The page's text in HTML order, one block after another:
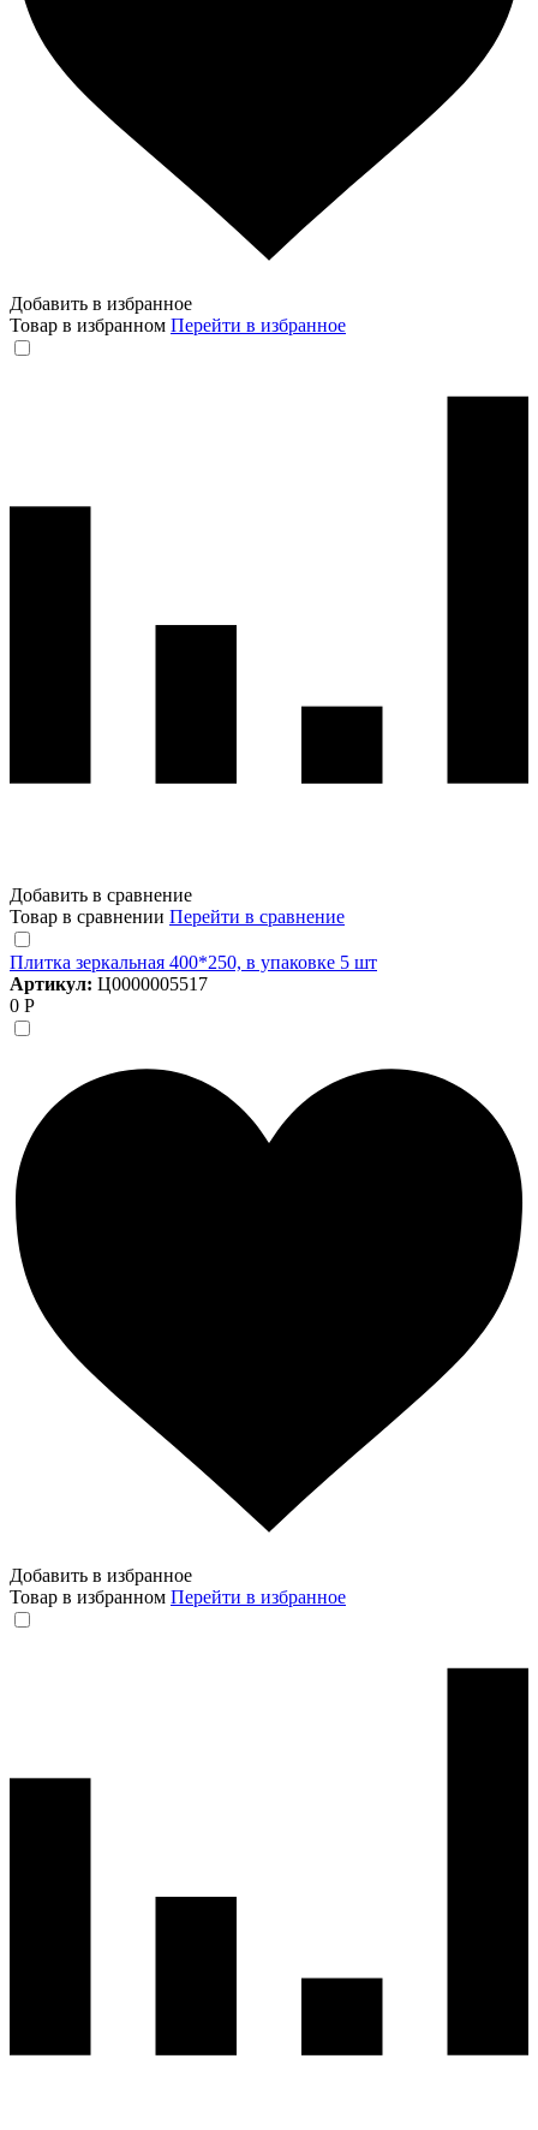
Добавить в избранное
Товар в избранном Перейти в избранное
Добавить в сравнение
Товар в сравнении Перейти в сравнение
Плитка зеркальная 400*250, в упаковке 5 шт
Артикул: Ц0000005517
0 Р
Добавить в избранное
Товар в избранном Перейти в избранное